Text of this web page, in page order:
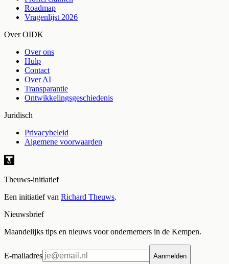
Roadmap
Vragenlijst 2026
Over OIDK
Over ons
Hulp
Contact
Over AI
Transparantie
Ontwikkelingsgeschiedenis
Juridisch
Privacybeleid
Algemene voorwaarden
Theuws-initiatief
Een initiatief van Richard Theuws.
Nieuwsbrief
Maandelijks tips en nieuws voor ondernemers in de Kempen.
E-mailadres Aanmelden